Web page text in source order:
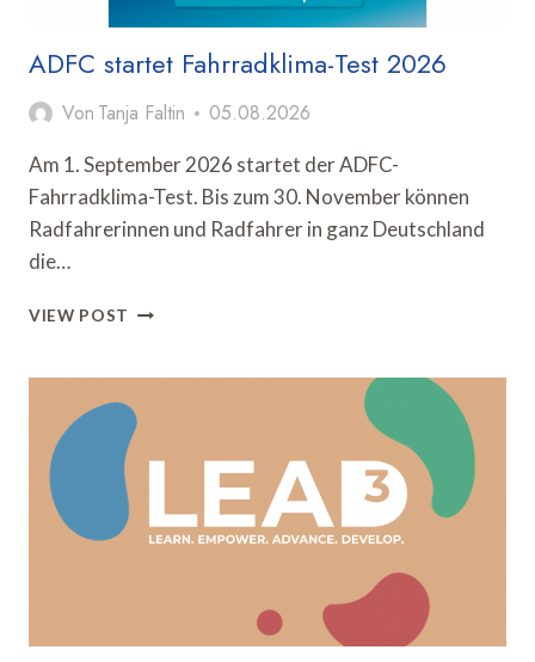
ADFC startet Fahrradklima-Test 2026
Von Tanja Faltin 05.08.2026
Am 1. September 2026 startet der ADFC-
Fahrradklima-Test. Bis zum 30. November können
Radfahrerinnen und Radfahrer in ganz Deutschland
die…
VIEW POST ADFC
TEST
2026